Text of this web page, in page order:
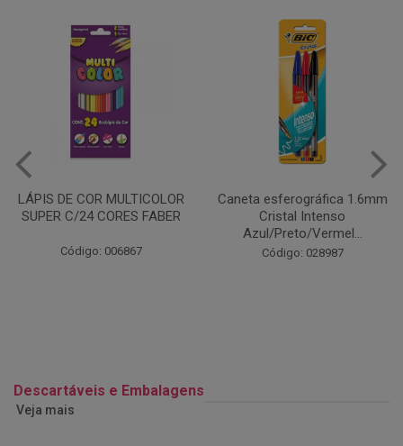
Caneta esferográfica 1.6mm
Cristal Intenso
Código: 028987
COLA EM BASTÃO 40G - LEO
& LEO
Código: 028164
Descartáveis e Embalagens
Veja mais